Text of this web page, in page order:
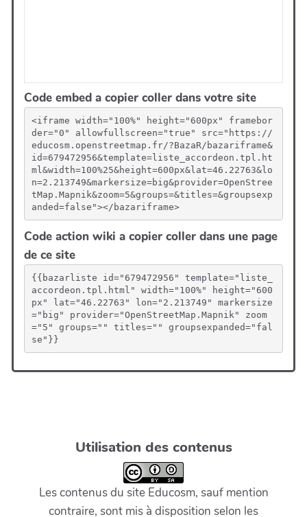
Code embed a copier coller dans votre site
<iframe width="100%" height="600px" framebor
der="0" allowfullscreen="true" src="https://
educosm.openstreetmap.fr/?BazaR/bazariframe&
id=679472956&template=liste_accordeon.tpl.ht
ml&width=100%25&height=600px&lat=46.22763&lo
n=2.213749&markersize=big&provider=OpenStree
tMap.Mapnik&zoom=5&groups=&titles=&groupsexp
anded=false"></bazariframe>
Code action wiki a copier coller dans une page
de ce site
{{bazarliste id="679472956" template="liste_
accordeon.tpl.html" width="100%" height="600
px" lat="46.22763" lon="2.213749" markersize
="big" provider="OpenStreetMap.Mapnik" zoom
="5" groups="" titles="" groupsexpanded="fal
se"}}
Utilisation des contenus
Les contenus du site Educosm, sauf mention
contraire, sont mis à disposition selon les